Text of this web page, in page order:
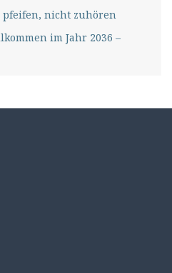
pfeifen, nicht zuhören
im Jahr 2036 –